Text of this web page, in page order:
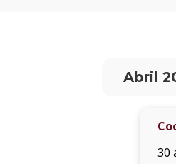
Abril
30